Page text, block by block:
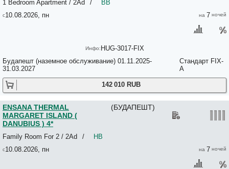
RILA BUDAPEST 2*
Rodamon Budapest Hostel 2*
Romai Hotel 3*
Romantik 3*
Rooftop City Residence No*
ROOMBACH HOTEL BUDAOEST CENTER 3*
Roxane Panzio 3*
Royal Hostel Nimrod 3*
ROYAL PARK BOUTIQUE HOTEL 4*
Rozsa Street Guesthouse 3*
Rumor Apartments No*
Sarokhaz Panzio 3*
10.08.2026, пн
Будапешт (наземное обслуживание) 01.11.2025-
31.03.2027
Стандарт FIX-
A
7
/ BB
1 Bedroom Apartment / 2Ad
142 010 RUB
HUG-3017-FIX
10.08.2026, пн 7
ENSANA THERMAL
MARGARET ISLAND (
DANUBIUS ) 4*
(БУДАПЕШТ)
/ HB
Family Room For 2 / 2Ad